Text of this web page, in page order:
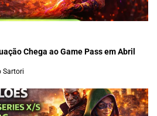
Chega ao Game Pass em Abril
Sartori